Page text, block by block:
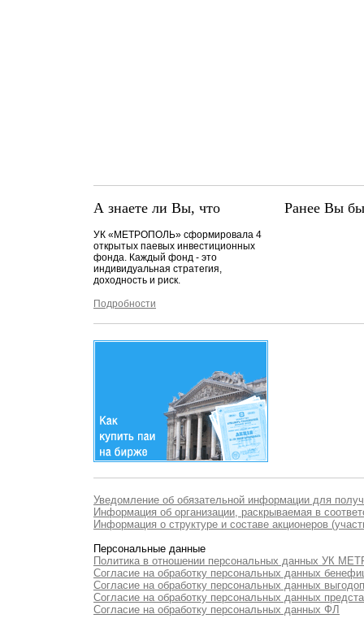
А знаете ли Вы, что
УК «МЕТРОПОЛЬ» сформировала 4
открытых паевых инвестиционных
фонда. Каждый фонд - это
индивидуальная стратегия,
доходность и риск.
Подробности
Ранее Вы
Уведомление об обязательной информации для
Информация об организации, раскрываемая в
Информация о структуре и составе акционеров
Персональные данные
Политика в отношении персональных данных УК
Согласие на обработку персональных данных
Согласие на обработку персональных данных
Согласие на обработку персональных данных
Согласие на обработку персональных данных ФЛ